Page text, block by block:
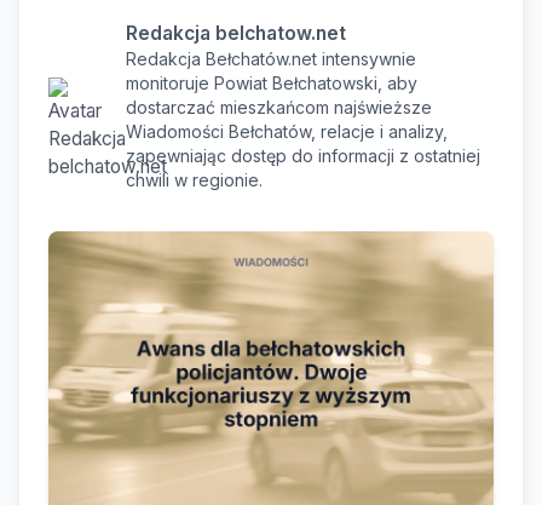
Redakcja belchatow.net
Redakcja Bełchatów.net intensywnie
monitoruje Powiat Bełchatowski, aby
dostarczać mieszkańcom najświeższe
Wiadomości Bełchatów, relacje i analizy,
zapewniając dostęp do informacji z ostatniej
chwili w regionie.